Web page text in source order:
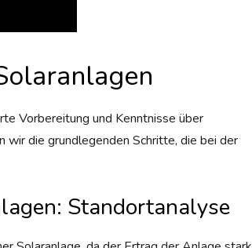
Vorbereitung und Kenntnisse über
die grundlegenden Schritte, die bei der
Standortanalyse